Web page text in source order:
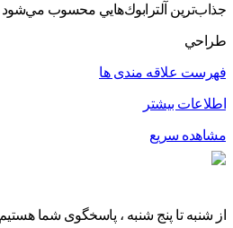
جذاب‌ترين آلترابوك‌هايي محسوب مي‌شود
طراحي
فهرست علاقه مندی ها
اطلاعات بیشتر
مشاهده سریع
از شنبه تا پنج شنبه ، پاسخگوی شما هستیم